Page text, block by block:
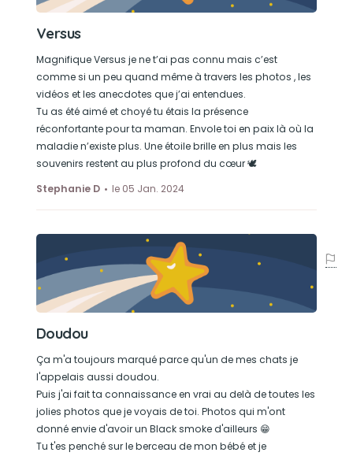
Versus
Magnifique Versus je ne t’ai pas connu mais c’est
comme si un peu quand même à travers les photos , les
vidéos et les anecdotes que j’ai entendues.
Tu as été aimé et choyé tu étais la présence
réconfortante pour ta maman. Envole toi en paix là où la
maladie n’existe plus. Une étoile brille en plus mais les
souvenirs restent au plus profond du cœur 🕊️
Stephanie D
le 05 Jan. 2024
Doudou
Ça m'a toujours marqué parce qu'un de mes chats je
l'appelais aussi doudou.
Puis j'ai fait ta connaissance en vrai au delà de toutes les
jolies photos que je voyais de toi. Photos qui m'ont
donné envie d'avoir un Black smoke d'ailleurs 😁
Tu t'es penché sur le berceau de mon bébé et je